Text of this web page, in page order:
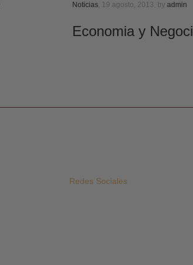
Noticias, 19 agosto, 2013, by admin
Economia y
Redes Sociales